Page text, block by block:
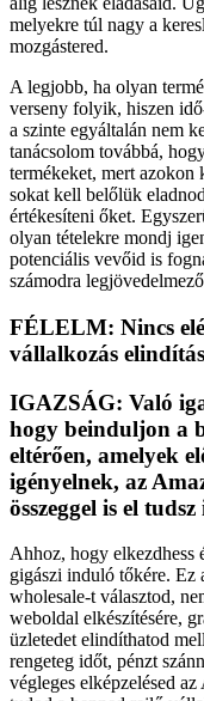
melyekre túl nagy a
mozgástered.
A legjobb, ha olyan
verseny folyik, hiszen
a szinte egyáltalán nem
tanácsolom továbbá,
termékeket, mert azokon
sokat kell belőlük
értékesíteni őket.
olyan tételekre mondj
potenciális vevőid is
számodra
FÉLELM: Nincs
vállalkozás
IGAZSÁG: Való
hogy beinduljon a
eltérően, amelyek
igényelnek, az
összeggel is el
Ahhoz, hogy elkezdhess
gigászi induló tőkére. Ez
wholesale-t választod,
weboldal elkészítésére,
üzletedet elindíthatod
rengeteg időt, pénzt
végleges elképzelésed